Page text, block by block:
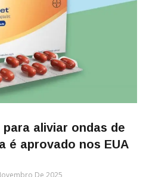
aliviar ondas de
é aprovado nos EUA